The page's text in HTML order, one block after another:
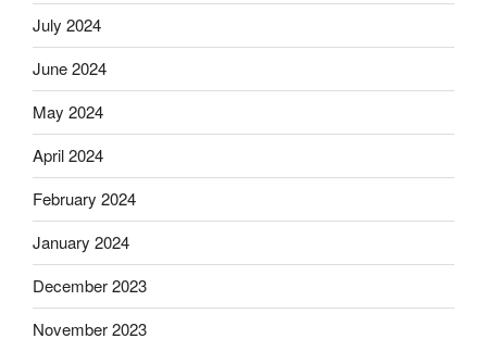
July 2024
June 2024
May 2024
April 2024
February 2024
January 2024
December 2023
November 2023